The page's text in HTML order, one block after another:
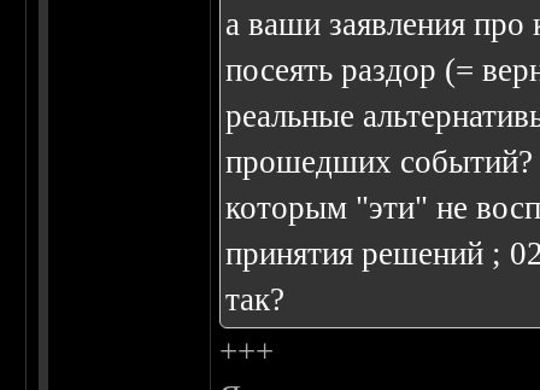
а ваши заявления про
посеять раздор (=
реальные
прошедших событий?
которым "эти" не
принятия решений ;
так?
+++